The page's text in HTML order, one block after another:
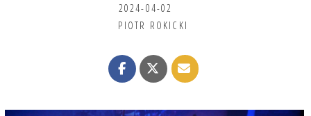
2024-04-02
PIOTR ROKICKI